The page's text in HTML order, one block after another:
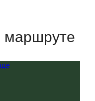
маршруте